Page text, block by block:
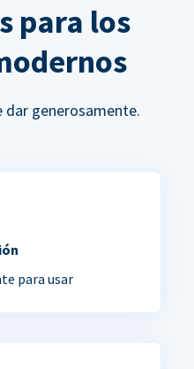
para los
generosamente.
para usar